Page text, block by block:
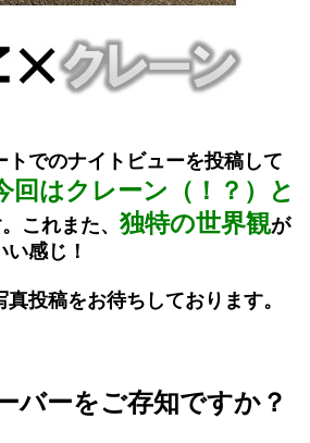
トでのナイトビューを投稿して
回はクレーン（！？）と
これまた、 独特の世界観が
感じ！
投稿をお待ちしております。
バーをご存知ですか？